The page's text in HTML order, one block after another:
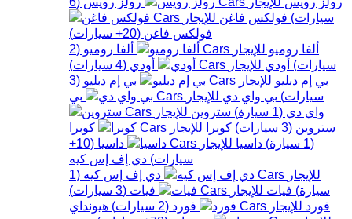
سيارات) فولكس فاغن
فولكس فاغن (
20+ سيارات)
ألفا روميو
ألفا روميو (
2
سيارات) أودي أودي (
4 سيارات)
بي إم دبليو
بي إم دبليو (
3
سيارات) بي واي دي
بي
واي دي (
1 سيارة) ستروين
ستروين (
3 سيارات) كوبرا
كوبرا
(
1 سيارة) داسيا داسيا (
10+
سيارات) دي إف إس كيه
دي إف إس كيه (
1
سيارة) فيات فيات (
3 سيارات)
فورد
فورد (
2 سيارات) هيونداي